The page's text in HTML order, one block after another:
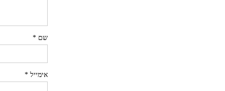
שם*
אימייל*